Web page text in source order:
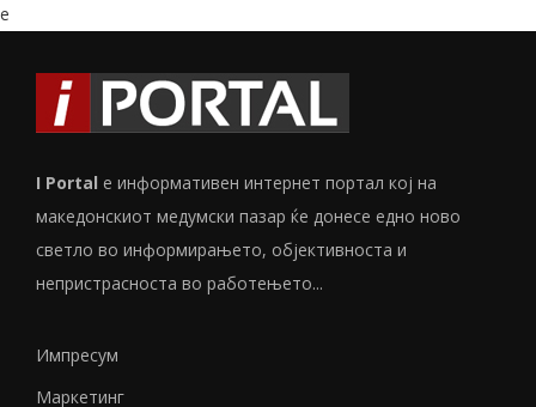
e
I Portal е информативен интернет портал кој на
македонскиот медумски пазар ќе донесе едно ново
светло во информирањето, објективноста и
непристрасноста во работењето...
Импресум
Маркетинг